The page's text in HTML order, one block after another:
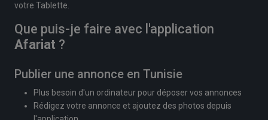
votre Tablette.
Que puis-je faire avec l'application
Afariat ?
Publier une annonce en Tunisie
Plus besoin d'un ordinateur pour déposer vos annonces
Rédigez votre annonce et ajoutez des photos depuis